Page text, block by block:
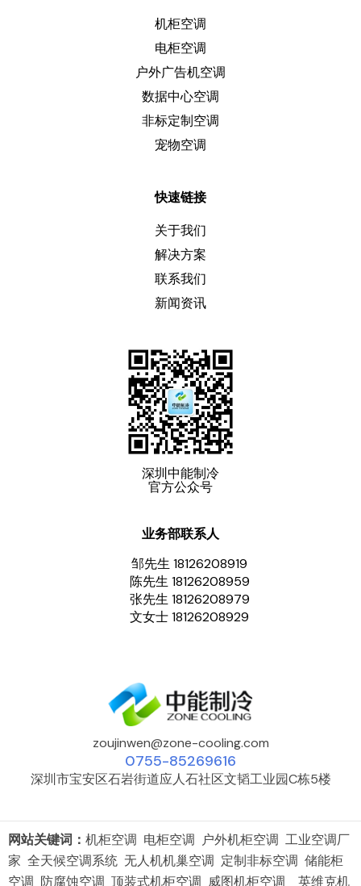
机柜空调
电柜空调
户外广告机空调
数据中心空调
非标定制空调
宠物空调
快速链接
关于我们
解决方案
联系我们
新闻资讯
深圳中能制冷
官方公众号
业务部联系人
邹先生 18126208919
陈先生 18126208959
张先生 18126208979
文女士 18126208929
zoujinwen@zone-cooling.com
0755-85269616
深圳市宝安区石岩街道应人石社区文韬工业园C栋5楼
网站关键词： 机柜空调 电柜空调 户外机柜空调 工业空调厂
家 全天候空调系统 无人机机巢空调 定制非标空调 储能柜
空调 防腐蚀空调 顶装式机柜空调 威图机柜空调 英维克机